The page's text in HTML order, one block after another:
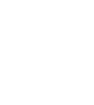
質資料請開啟